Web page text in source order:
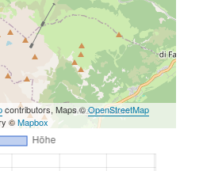
contributors, Maps ©OpenStreetMap
©Mapbox